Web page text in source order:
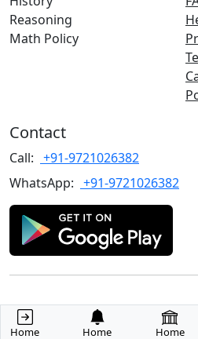
Reasoning
Math Policy
Contact
Call: +91-9721026382
WhatsApp: +91-9721026382
Copyrights©2022 TARGET
Home Home Home